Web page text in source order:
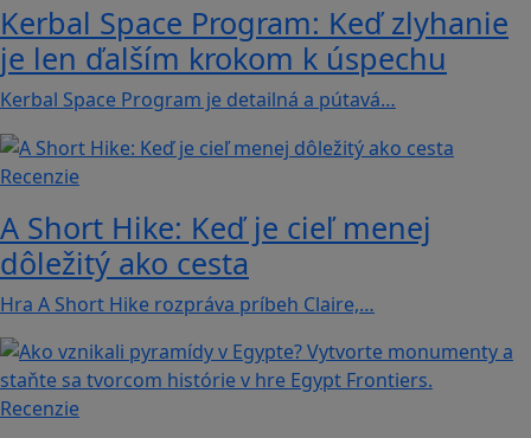
Kerbal Space Program: Keď zlyhanie
je len ďalším krokom k úspechu
Kerbal Space Program je detailná a pútavá…
Recenzie
A Short Hike: Keď je cieľ menej
dôležitý ako cesta
Hra A Short Hike rozpráva príbeh Claire,…
Recenzie